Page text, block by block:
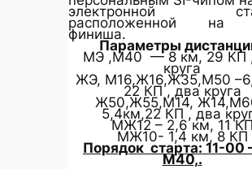
электронной
расположенной на
финиша.
Параметры
МЭ ,М40 — 8 км, 29 КП
круга
ЖЭ, М16,Ж16,Ж35,М50
22 КП , два круга
Ж50,Ж55,М14,
5,4км,22 КП , два
МЖ12 – 2,6 км, 11 КП
МЖ10- 1,4 км, 8 КП
Порядок старта: 11-00
М40,.